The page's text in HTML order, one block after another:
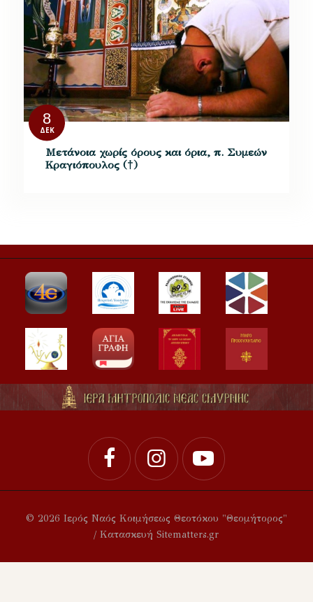
8
ΔΕΚ
Μετάνοια χωρίς όρους και όρια, π. Συμεών
Κραγιόπουλος (†)
© 2026 Ιερός Ναός Κοιμήσεως Θεοτόκου "Θεομήτορος"
/ Κατασκευή Sitematters.gr